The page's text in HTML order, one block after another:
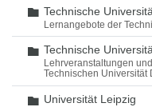
Ordner
Technische
Lernangebote der
Ordner
Technische
Lehrveranstaltungen
Technischen Universität
Ordner
Universität Leipzig